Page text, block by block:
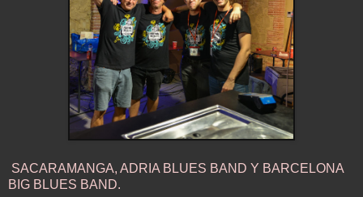
SACARAMANGA, ADRIA BLUES BAND Y BARCELONA
BIG BLUES BAND.